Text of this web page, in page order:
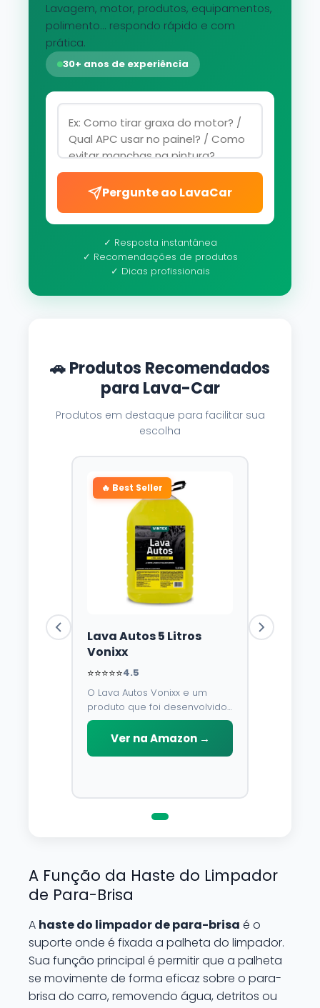
Lavagem, motor, produtos, equipamentos,
polimento... respondo rápido e com
prática.
30+ anos de experiência
Pergunte ao LavaCar
✓ Resposta instantânea
✓ Recomendações de produtos
✓ Dicas profissionais
🚗 Produtos Recomendados
para Lava-Car
Produtos em destaque para facilitar sua
escolha
🔥 Best Seller
Lava Autos 5 Litros
Vonixx
⭐⭐⭐⭐⭐4.5
O Lava Autos Vonixx e um
produto que foi desenvolvido
para limpar, proteger e
conservar a lataria do veiculo.
Por possuir pH neutro, pode
Ver na Amazon →
A Função da Haste do Limpador
de Para-Brisa
A haste do limpador de para-brisa é o
suporte onde é fixada a palheta do limpador.
Sua função principal é permitir que a palheta
se movimente de forma eficaz sobre o para-
brisa do carro, removendo água, detritos ou